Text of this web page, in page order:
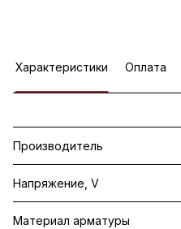
Характеристики Оплата
Производитель
Напряжение, V
Материал арматуры